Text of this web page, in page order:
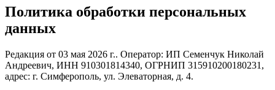
Политика обработки персональных
данных
Редакция от 03 мая 2026 г.. Оператор: ИП Семенчук Николай
Андреевич, ИНН 910301814340, ОГРНИП 315910200180231,
адрес: г. Симферополь, ул. Элеваторная, д. 4.